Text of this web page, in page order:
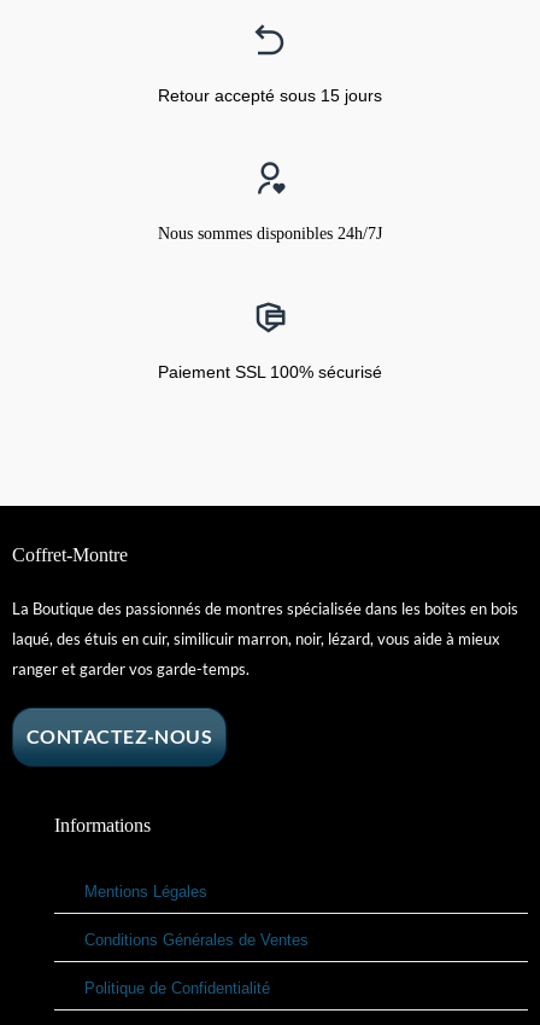
Retour accepté sous 15 jours
Nous sommes disponibles 24h/7J
Paiement SSL 100% sécurisé
Coffret-Montre
La Boutique des passionnés de montres spécialisée dans les boites en bois
laqué, des étuis en cuir, similicuir marron, noir, lézard, vous aide à mieux
ranger et garder vos garde-temps.
CONTACTEZ-NOUS
Informations
Mentions Légales
Conditions Générales de Ventes
Politique de Confidentialité